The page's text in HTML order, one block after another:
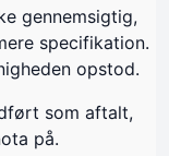
gennemsigtig,
specifikation.
opstod.
som aftalt,
på.